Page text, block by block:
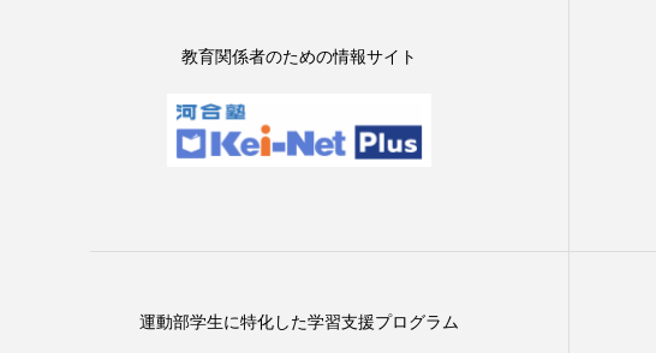
教育関係者のための情報サイト
運動部学生に特化した学習支援プログラム